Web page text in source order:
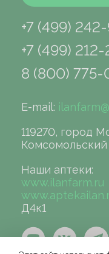
+7 (499)
+7 (499)
8 (800) 775-
E-mail:
119270, город
Комсомольский
Наши аптеки:
www.ilanfarm.ru
Д4к1